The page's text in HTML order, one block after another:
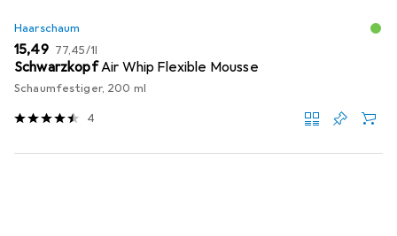
Haarschaum
EUR
15,49 EUR
77,45/1l
SchwarzkopfAir Whip Flexible Mousse
Schaumfestiger, 200 ml
4